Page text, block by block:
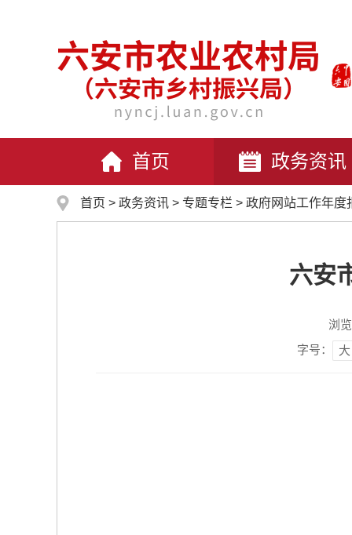
首页 政务资讯
首页 > 政务资讯 > 专题专栏 > 政府网站工作年度
六安
浏
字号：
大